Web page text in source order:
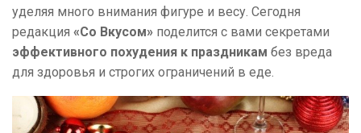
уделяя много внимания фигуре и весу. Сегодня
редакция «Со Вкусом» поделится с вами секретами
эффективного похудения к праздникам без вреда
для здоровья и строгих ограничений в еде.